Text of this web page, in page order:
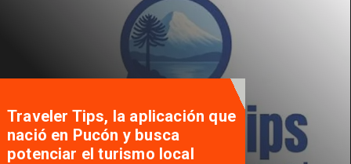
Traveler Tips, la aplicación que
nació en Pucón y busca
potenciar el turismo local